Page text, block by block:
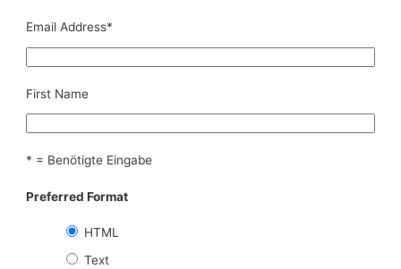
Email Address*
First Name
* = Benötigte Eingabe
Preferred Format
HTML
Text